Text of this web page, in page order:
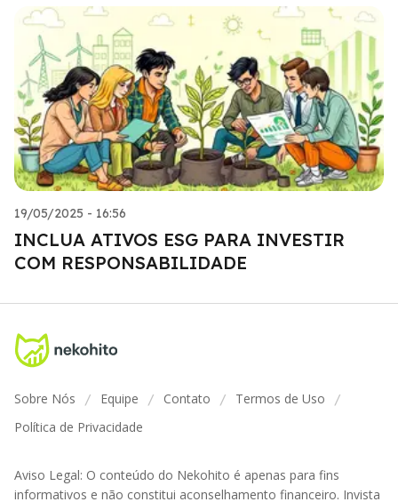
19/05/2025 - 16:56
INCLUA ATIVOS ESG PARA INVESTIR
COM RESPONSABILIDADE
Sobre Nós / Equipe / Contato / Termos de Uso /
Política de Privacidade
Aviso Legal: O conteúdo do Nekohito é apenas para fins
informativos e não constitui aconselhamento financeiro. Invista